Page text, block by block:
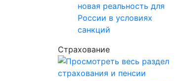
новая реальность для
России в условиях
санкций
Страхование